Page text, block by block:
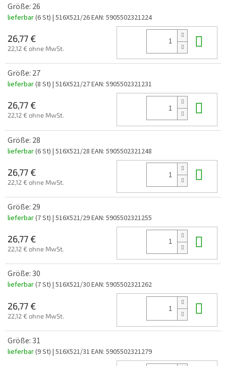
Größe: 26
lieferbar(6 St) | 516X521/26EAN: 5905502321224
26,77 €
22,12 € ohne MwSt.
Größe: 27
lieferbar(8 St) | 516X521/27EAN: 5905502321231
26,77 €
22,12 € ohne MwSt.
Größe: 28
lieferbar(6 St) | 516X521/28 EAN: 5905502321248
26,77 €
22,12 € ohne MwSt.
Größe: 29
lieferbar(7 St) | 516X521/29EAN: 5905502321255
26,77 €
22,12 € ohne MwSt.
Größe: 30
lieferbar(7 St) | 516X521/30EAN: 5905502321262
26,77 €
22,12 € ohne MwSt.
Größe: 31
lieferbar(9 St) | 516X521/31 EAN: 5905502321279